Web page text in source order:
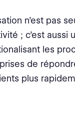
n’est pas
; c’est aussi
les
de
plus